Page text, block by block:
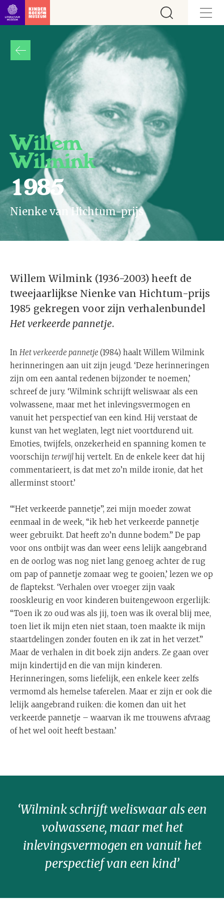
Ga direct naar inhoud
Willem
Wilmink
1985
Nienke van Hichtum-prijs
Willem Wilmink (1936-2003) heeft de
tweejaarlijkse Nienke van Hichtum-prijs
1985 gekregen voor zijn verhalenbundel
Het verkeerde pannetje.
In Het verkeerde pannetje (1984) haalt Willem Wilmink
herinneringen aan uit zijn jeugd. ‘Deze herinneringen
zijn om een aantal redenen bijzonder te noemen,’
schreef de jury. ‘Wilmink schrijft weliswaar als een
volwassene, maar met het inlevingsvermogen en
vanuit het perspectief van een kind. Hij verstaat de
kunst van het weglaten, legt niet voortdurend uit.
Emoties, twijfels, onzekerheid en spanning komen te
voorschijn terwijlhij vertelt. En de enkele keer dat hij
commentarieert, is dat met zo’n milde ironie, dat het
allerminst stoort.’
‘“Het verkeerde pannetje”, zei mijn moeder zowat
eenmaal in de week, “ik heb het verkeerde pannetje
weer gebruikt. Dat heeft zo’n dunne bodem.” De pap
voor ons ontbijt was dan weer eens lelijk aangebrand
en de oorlog was nog niet lang genoeg achter de rug
om pap of pannetje zomaar weg te gooien,’ lezen we op
de flaptekst. ‘Verhalen over vroeger zijn vaak
rooskleurig en voor kinderen buitengewoon ergerlijk:
“Toen ik zo oud was als jij, toen was ik overal blij mee,
toen liet ik mijn eten niet staan, toen maakte ik mijn
staartdelingen zonder fouten en ik zat in het verzet.”
Maar de verhalen in dit boek zijn anders. Ze gaan over
mijn kindertijd en die van mijn kinderen.
Herinneringen, soms liefelijk, een enkele keer zelfs
vermomd als hemelse taferelen. Maar er zijn er ook die
lelijk aangebrand ruiken: die komen dan uit het
verkeerde pannetje – waarvan ik me trouwens afvraag
of het wel ooit heeft bestaan.’
‘Wilmink schrijft weliswaar als een
volwassene, maar met het
inlevingsvermogen en vanuit het
perspectief van een kind’